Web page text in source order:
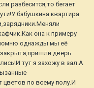
разбесится,то бегает
бабушкина квартира
она к примеру
помню однажды мы её
дверь
тут я захожу в зал.А
цветов по всему полу.И